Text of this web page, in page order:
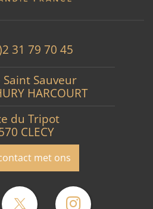
31 79 70 45
Saint Sauveur
HARCOURT
du Tripot
CLECY
met ons